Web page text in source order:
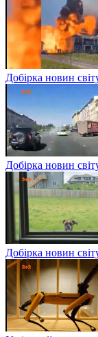
Добірка новин
Добірка новин
Добірка новин